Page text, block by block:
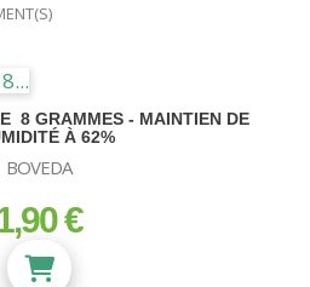
8 GRAMMES - MAINTIEN DE
À 62%
BOVEDA
€